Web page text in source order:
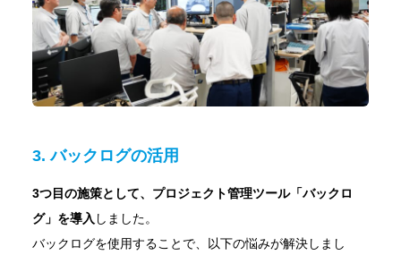
3. バックログの活用
3つ目の施策として、プロジェクト管理ツール「バックロ
グ」を導入 しました。
バックログを使用することで、以下の悩みが解決しまし